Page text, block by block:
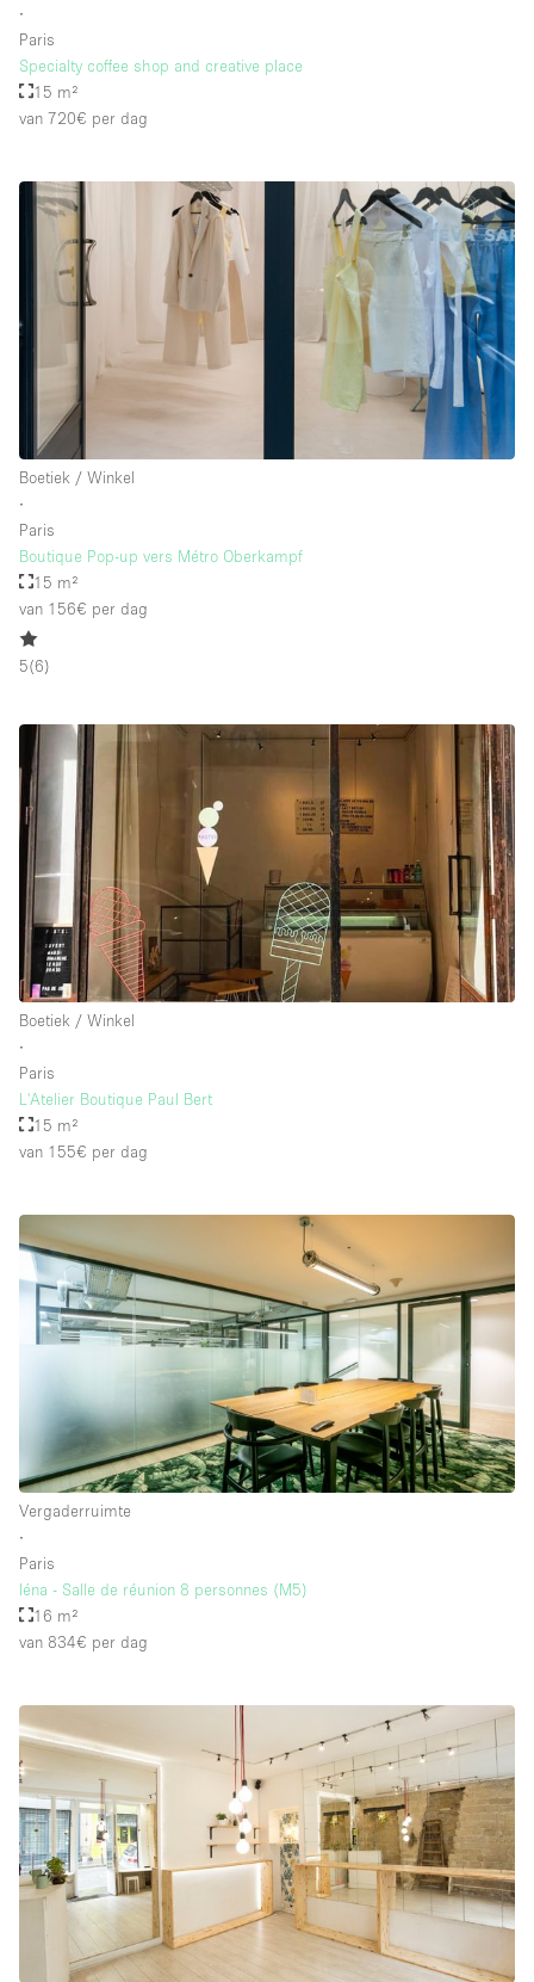
∙
Paris
Specialty coffee shop and creative place
15 m²
van 720€ per dag
Boetiek / Winkel
∙
Paris
Boutique Pop-up vers Métro Oberkampf
15 m²
van 156€ per dag
5(6)
Boetiek / Winkel
∙
Paris
L'Atelier Boutique Paul Bert
15 m²
van 155€ per dag
Vergaderruimte
∙
Paris
Iéna - Salle de réunion 8 personnes (M5)
16 m²
van 834€ per dag